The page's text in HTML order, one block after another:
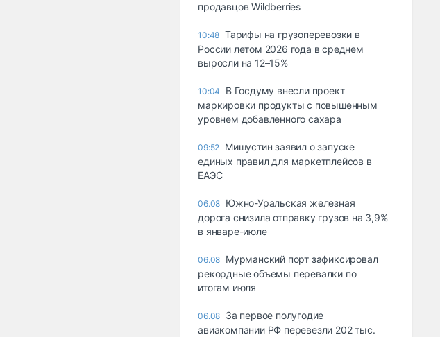
продавцов Wildberries
10:48 Тарифы на грузоперевозки в
России летом 2026 года в среднем
выросли на 12–15%
10:04
В Госдуму внесли проект
маркировки продукты с повышенным
уровнем добавленного сахара
09:52 Мишустин заявил о запуске
единых правил для маркетплейсов в
ЕАЭС
06.08 Южно-Уральская железная
дорога снизила отправку грузов на 3,9%
в январе-июле
06.08 Мурманский порт зафиксировал
рекордные объемы перевалки по
итогам июля
06.08 За первое полугодие
авиакомпании РФ перевезли 202 тыс.